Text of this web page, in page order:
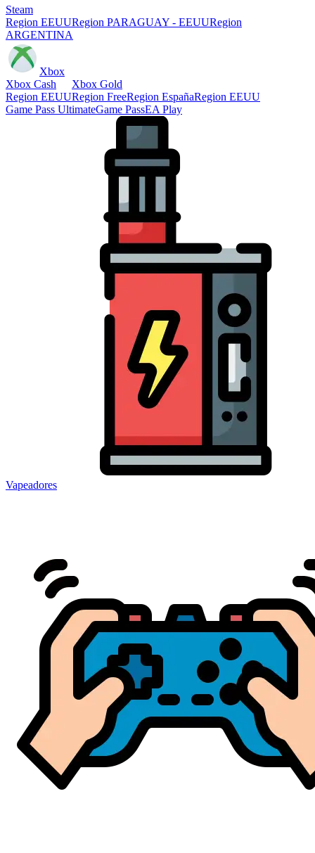
Steam
Region EEUURegion PARAGUAY - EEUURegion
ARGENTINA
Xbox
Xbox Cash
Region EEUU
Xbox Gold
Region FreeRegion EspañaRegion EEUU
Game Pass UltimateGame PassEA Play
Vapeadores